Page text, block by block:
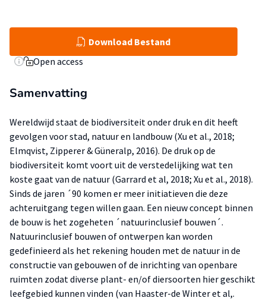
Download Bestand
Open access
Samenvatting
Wereldwijd staat de biodiversiteit onder druk en dit heeft
gevolgen voor stad, natuur en landbouw (Xu et al., 2018;
Elmqvist, Zipperer & Güneralp, 2016). De druk op de
biodiversiteit komt voort uit de verstedelijking wat ten
koste gaat van de natuur (Garrard et al, 2018; Xu et al., 2018).
Sinds de jaren ´90 komen er meer initiatieven die deze
achteruitgang tegen willen gaan. Een nieuw concept binnen
de bouw is het zogeheten ´natuurinclusief bouwen´.
Natuurinclusief bouwen of ontwerpen kan worden
gedefinieerd als het rekening houden met de natuur in de
constructie van gebouwen of de inrichting van openbare
ruimten zodat diverse plant- en/of diersoorten hier geschikt
leefgebied kunnen vinden (van Haaster-de Winter et al,.